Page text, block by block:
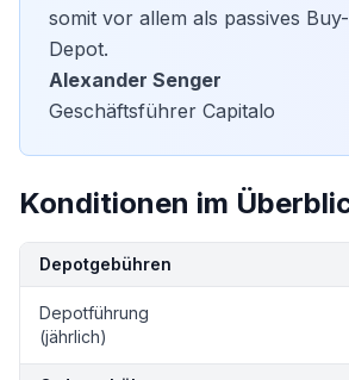
somit vor allem als passives
Depot.
Alexander Senger
Geschäftsführer Capitalo
Konditionen im
KonditionDetails
Depotgebühren
Depotführung
(jährlich)